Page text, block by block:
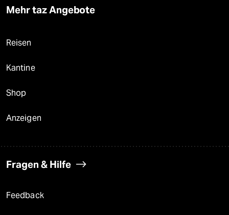
Mehr taz Angebote
Reisen
Kantine
Shop
Anzeigen
Fragen & Hilfe
Feedback